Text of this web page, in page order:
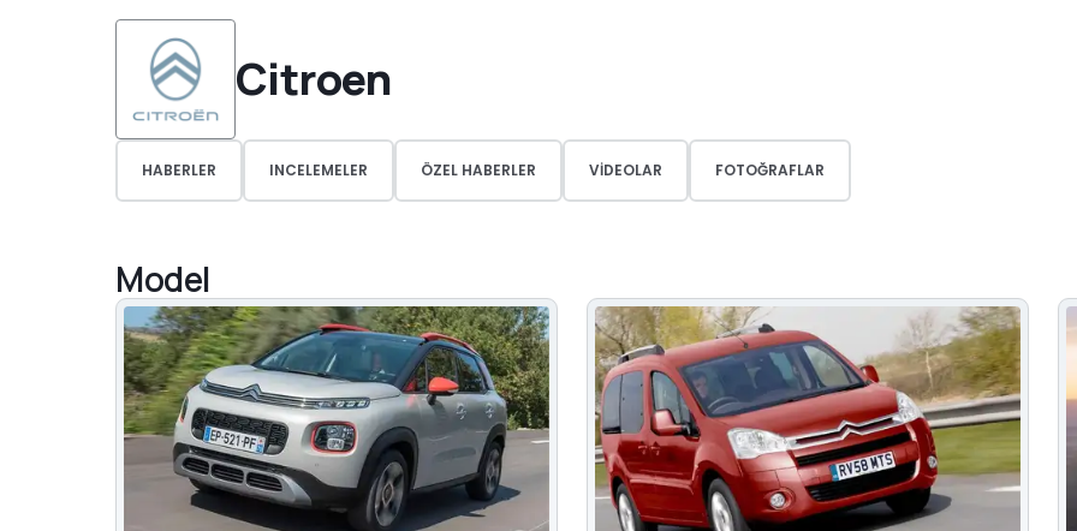
Citroen
HABERLER INCELEMELER ÖZEL HABERLER VIDEOLAR FOTOĞRAFLAR
Model